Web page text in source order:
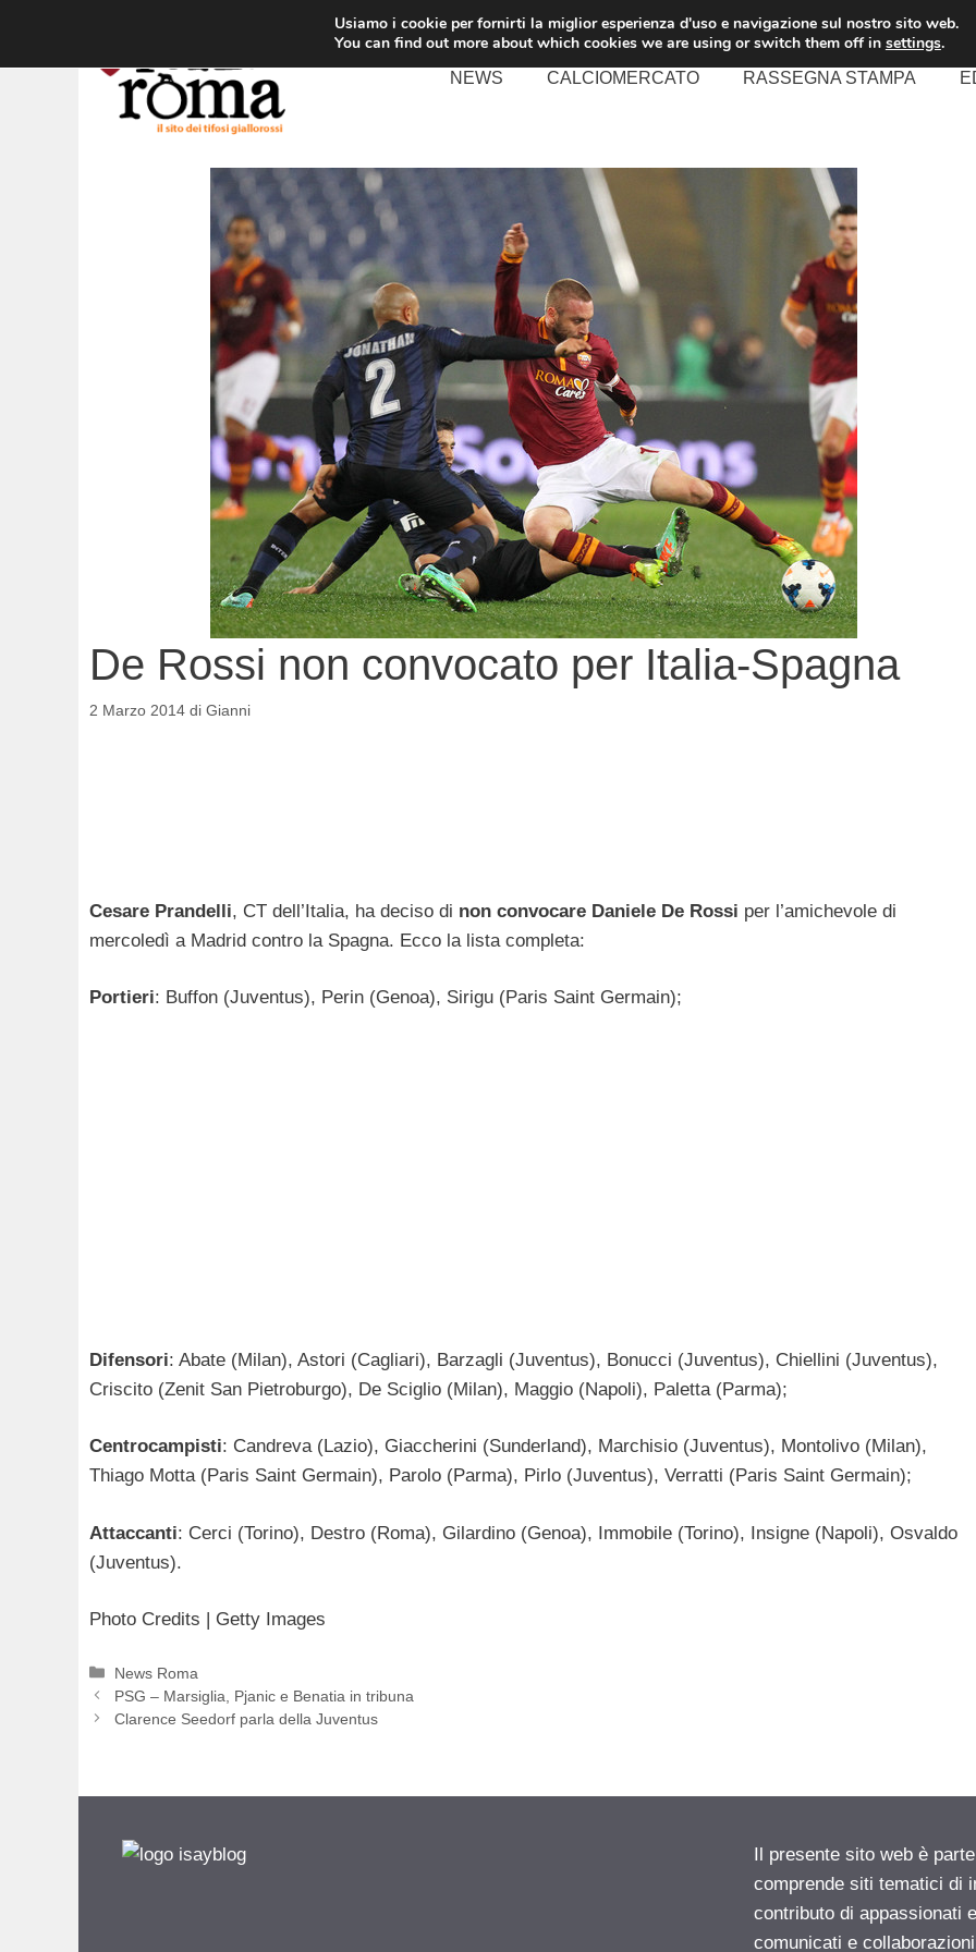
contenuto
NEWS CALCIOMERCATO RASSEGNA STAMPA
De Rossi non convocato per Italia-Spagna
2 Marzo 2014 di Gianni
Cesare Prandelli, CT dell’Italia, ha deciso di non convocare Daniele De Rossi per l’amichevole di
mercoledì a Madrid contro la Spagna. Ecco la lista completa:
Portieri: Buffon (Juventus), Perin (Genoa), Sirigu (Paris Saint Germain);
Difensori: Abate (Milan), Astori (Cagliari), Barzagli (Juventus), Bonucci (Juventus), Chiellini (Juventus),
Criscito (Zenit San Pietroburgo), De Sciglio (Milan), Maggio (Napoli), Paletta (Parma);
Centrocampisti: Candreva (Lazio), Giaccherini (Sunderland), Marchisio (Juventus), Montolivo (Milan),
Thiago Motta (Paris Saint Germain), Parolo (Parma), Pirlo (Juventus), Verratti (Paris Saint Germain);
Attaccanti: Cerci (Torino), Destro (Roma), Gilardino (Genoa), Immobile (Torino), Insigne (Napoli), Osvaldo
(Juventus).
Photo Credits | Getty Images
Categorie
News Roma
PSG – Marsiglia, Pjanic e Benatia in tribuna
Clarence Seedorf parla della Juventus
Il presente sito web è
comprende siti tematici di
contributo di appassionati
comunicati e
Usiamo i cookie per fornirti la miglior esperienza d'uso e navigazione sul nostro sito web.
You can find out more about which cookies we are using or switch them off in settings.